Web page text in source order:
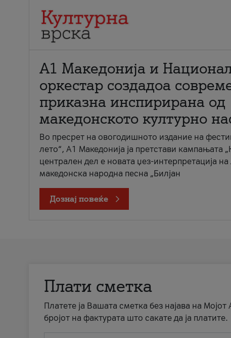
А1 Македонија и
оркестар создадоа
приказна инспирирана од
македонското културно
Во пресрет на овогодишното издание на
лето“, А1 Македонија ја претстави кампањата
централен дел е новата џез-интерпретација на
македонска народна песна „Билјан
Дознај повеќе
Плати сметка
Платете ја Вашата сметка без најава на
бројот на фактурата што сакате да ја платите.